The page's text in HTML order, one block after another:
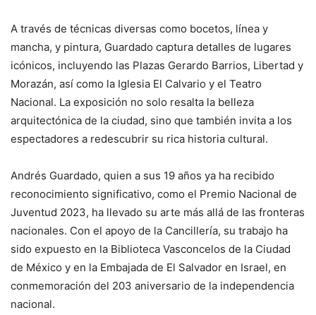
A través de técnicas diversas como bocetos, línea y
mancha, y pintura, Guardado captura detalles de lugares
icónicos, incluyendo las Plazas Gerardo Barrios, Libertad y
Morazán, así como la Iglesia El Calvario y el Teatro
Nacional. La exposición no solo resalta la belleza
arquitectónica de la ciudad, sino que también invita a los
espectadores a redescubrir su rica historia cultural.
Andrés Guardado, quien a sus 19 años ya ha recibido
reconocimiento significativo, como el Premio Nacional de
Juventud 2023, ha llevado su arte más allá de las fronteras
nacionales. Con el apoyo de la Cancillería, su trabajo ha
sido expuesto en la Biblioteca Vasconcelos de la Ciudad
de México y en la Embajada de El Salvador en Israel, en
conmemoración del 203 aniversario de la independencia
nacional.